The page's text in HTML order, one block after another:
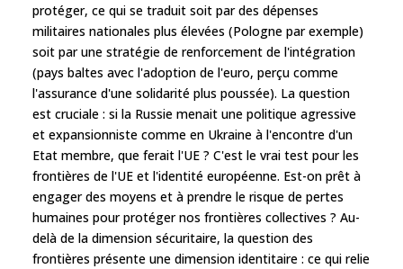
protéger, ce qui se traduit soit par des dépenses
militaires nationales plus élevées (Pologne par exemple)
soit par une stratégie de renforcement de l'intégration
(pays baltes avec l'adoption de l'euro, perçu comme
l'assurance d'une solidarité plus poussée). La question
est cruciale : si la Russie menait une politique agressive
et expansionniste comme en Ukraine à l'encontre d'un
Etat membre, que ferait l'UE ? C'est le vrai test pour les
frontières de l'UE et l'identité européenne. Est-on prêt à
engager des moyens et à prendre le risque de pertes
humaines pour protéger nos frontières collectives ? Au-
delà de la dimension sécuritaire, la question des
frontières présente une dimension identitaire : ce qui relie